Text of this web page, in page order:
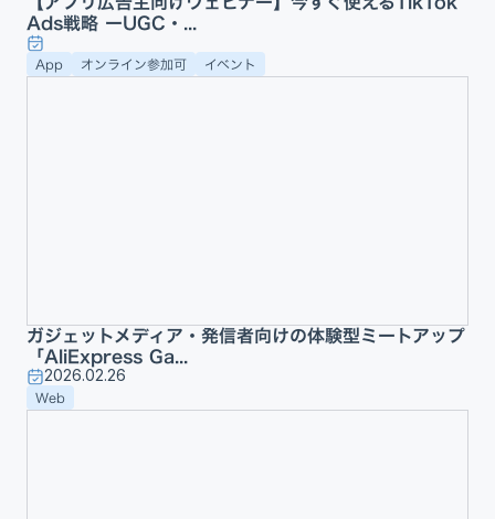
Ads戦略 ーUGC・...
App オンライン参加可 イベント
ガジェットメディア・発信者向けの体験型ミートアップ
「AliExpress Ga...
2026.02.26
Web